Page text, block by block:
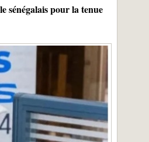
pour la tenue